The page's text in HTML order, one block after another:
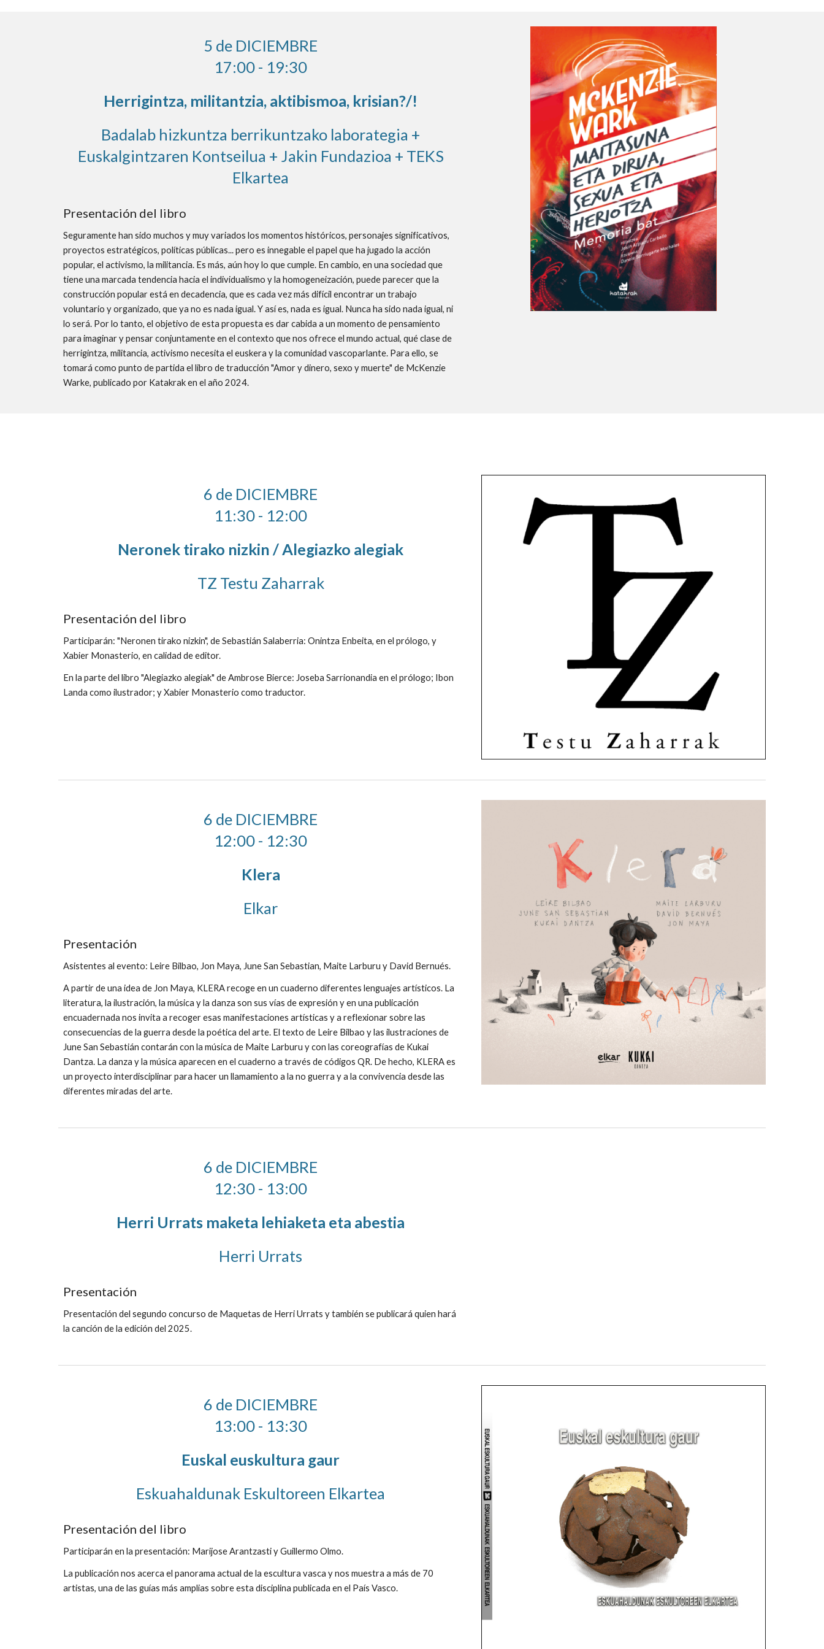
5 de DICIEMBRE
17:00 - 19:30
Herrigintza, militantzia, aktibismoa, krisian?/!
Badalab hizkuntza berrikuntzako laborategia +
Euskalgintzaren Kontseilua + Jakin Fundazioa + TEKS
Elkartea
Presentación del libro
Seguramente han sido muchos y muy variados los momentos históricos, personajes significativos,
proyectos estratégicos, políticas públicas... pero es innegable el papel que ha jugado la acción
popular, el activismo, la militancia. Es más, aún hoy lo que cumple. En cambio, en una sociedad que
tiene una marcada tendencia hacia el individualismo y la homogeneización, puede parecer que la
construcción popular está en decadencia, que es cada vez más difícil encontrar un trabajo
voluntario y organizado, que ya no es nada igual. Y así es, nada es igual. Nunca ha sido nada igual, ni
lo será. Por lo tanto, el objetivo de esta propuesta es dar cabida a un momento de pensamiento
para imaginar y pensar conjuntamente en el contexto que nos ofrece el mundo actual, qué clase de
herrigintza, militancia, activismo necesita el euskera y la comunidad vascoparlante. Para ello, se
tomará como punto de partida el libro de traducción "Amor y dinero, sexo y muerte" de McKenzie
Warke, publicado por Katakrak en el año 2024.
6 de DICIEMBRE
11:30 - 12:00
Neronek tirako nizkin / Alegiazko alegiak
TZ Testu Zaharrak
Presentación del libro
Participarán: "Neronen tirako nizkin", de Sebastián Salaberria: Onintza Enbeita, en el prólogo, y
Xabier Monasterio, en calidad de editor.
En la parte del libro "Alegiazko alegiak" de Ambrose Bierce: Joseba Sarrionandia en el prólogo; Ibon
Landa como ilustrador; y Xabier Monasterio como traductor.
6 de DICIEMBRE
12:00 - 12:30
Klera
Elkar
Presentación
Asistentes al evento: Leire Bilbao, Jon Maya, June San Sebastian, Maite Larburu y David Bernués.
A partir de una idea de Jon Maya, KLERA recoge en un cuaderno diferentes lenguajes artísticos. La
literatura, la ilustración, la música y la danza son sus vías de expresión y en una publicación
encuadernada nos invita a recoger esas manifestaciones artísticas y a reflexionar sobre las
consecuencias de la guerra desde la poética del arte. El texto de Leire Bilbao y las ilustraciones de
June San Sebastián contarán con la música de Maite Larburu y con las coreografías de Kukai
Dantza. La danza y la música aparecen en el cuaderno a través de códigos QR. De hecho, KLERA es
un proyecto interdisciplinar para hacer un llamamiento a la no guerra y a la convivencia desde las
diferentes miradas del arte.
6 de DICIEMBRE
12:30 - 13:00
Herri Urrats maketa lehiaketa eta abestia
Herri Urrats
Presentación
Presentación del segundo concurso de Maquetas de Herri Urrats y también se publicará quien hará
la canción de la edición del 2025.
6 de DICIEMBRE
13:00 - 13:30
Euskal euskultura gaur
Eskuahaldunak Eskultoreen Elkartea
Presentación del libro
Participarán en la presentación: Marijose Arantzasti y Guillermo Olmo.
La publicación nos acerca el panorama actual de la escultura vasca y nos muestra a más de 70
artistas, una de las guías más amplias sobre esta disciplina publicada en el País Vasco.